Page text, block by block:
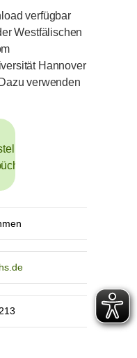
verfügbar
Westfälischen
Hannover
verwenden